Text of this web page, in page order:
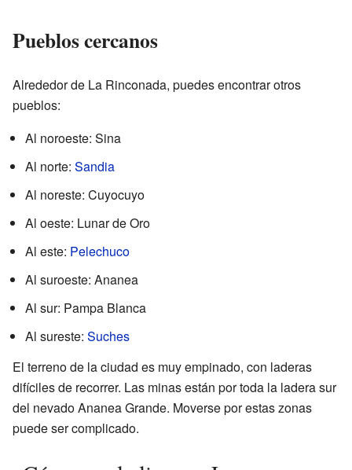
Pueblos cercanos
Alrededor de La Rinconada, puedes encontrar otros
pueblos:
Al noroeste: Sina
Al norte: Sandia
Al noreste: Cuyocuyo
Al oeste: Lunar de Oro
Al este: Pelechuco
Al suroeste: Ananea
Al sur: Pampa Blanca
Al sureste: Suches
El terreno de la ciudad es muy empinado, con laderas
difíciles de recorrer. Las minas están por toda la ladera sur
del nevado Ananea Grande. Moverse por estas zonas
puede ser complicado.